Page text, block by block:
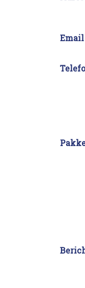
Email